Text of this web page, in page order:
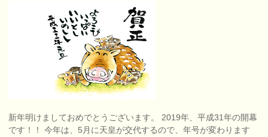
新年明けましておめでとうございます。 2019年、平成31年の開幕
です！！ 今年は、5月に天皇が交代するので、年号が変わります